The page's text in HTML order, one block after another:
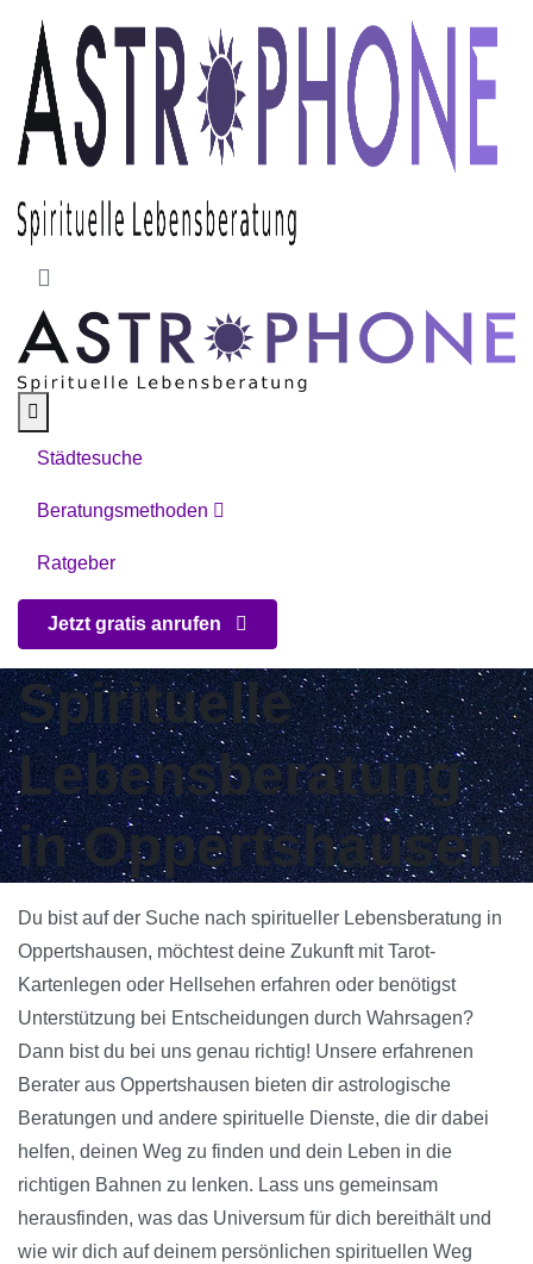
Skip to main content
Städtesuche
Beratungsmethoden
Ratgeber
Jetzt gratis anrufen
Spirituelle
Lebensberatung
in Oppertshausen
Du bist auf der Suche nach spiritueller Lebensberatung in
Oppertshausen, möchtest deine Zukunft mit Tarot-
Kartenlegen oder Hellsehen erfahren oder benötigst
Unterstützung bei Entscheidungen durch Wahrsagen?
Dann bist du bei uns genau richtig! Unsere erfahrenen
Berater aus Oppertshausen bieten dir astrologische
Beratungen und andere spirituelle Dienste, die dir dabei
helfen, deinen Weg zu finden und dein Leben in die
richtigen Bahnen zu lenken. Lass uns gemeinsam
herausfinden, was das Universum für dich bereithält und
wie wir dich auf deinem persönlichen spirituellen Weg